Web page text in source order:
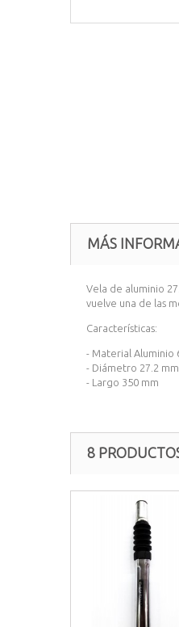
MÁS
Vela de aluminio
vuelve una de las
Características:
- Material Aluminio
- Diámetro 27.2 mm
- Largo 350 mm
8